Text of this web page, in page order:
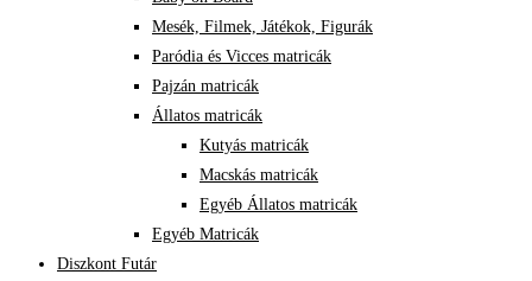
Mesék, Filmek, Játékok, Figurák
Paródia és Vicces matricák
Pajzán matricák
Állatos matricák
Kutyás matricák
Macskás matricák
Egyéb Állatos matricák
Egyéb Matricák
Diszkont Futár